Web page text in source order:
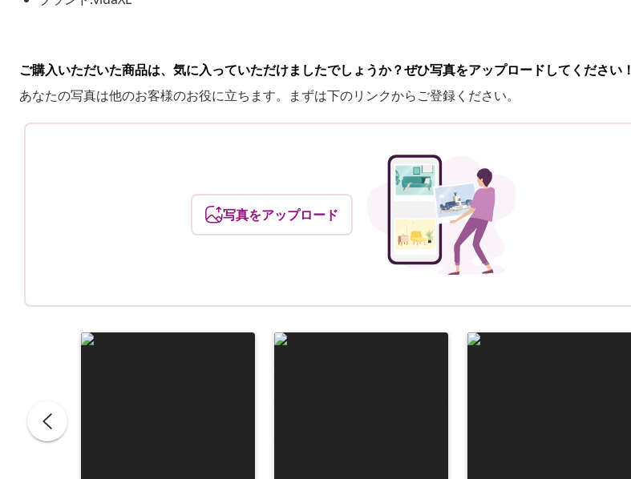
ご購入いただいた商品は、気に入っていただけましたでしょうか？ぜひ写真をアップロードしてください！
あなたの写真は他のお客様のお役に立ちます。まずは下のリンクからご登録ください。
写真をアップロード